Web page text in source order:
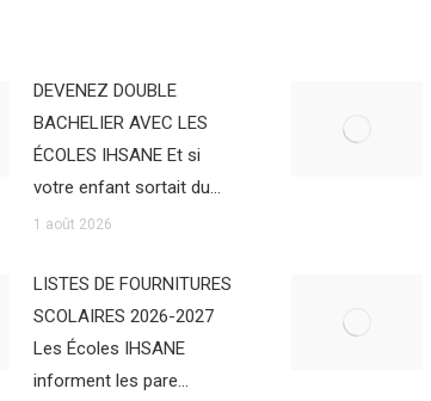
DEVENEZ DOUBLE
BACHELIER AVEC LES
ÉCOLES IHSANE Et si
votre enfant sortait du…
1 août 2026
LISTES DE FOURNITURES
SCOLAIRES 2026-2027
Les Écoles IHSANE
informent les pare…